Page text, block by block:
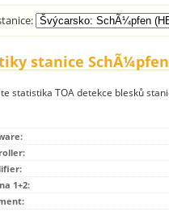
stanice SchÃ¼pfen
statistika TOA detekce blesků
1+2: